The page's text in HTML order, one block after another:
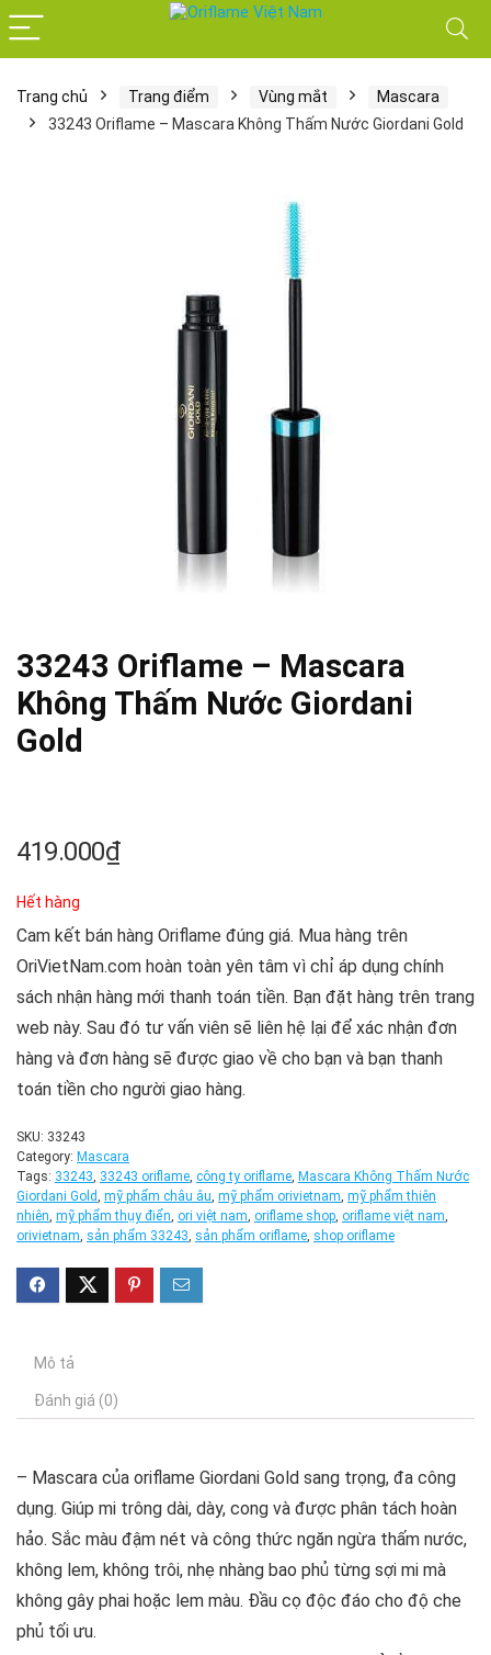
Trang chủ Trang điểm Vùng mắt
Mascara
33243 Oriflame – Mascara Không Thấm Nước Giordani Gold
33243 Oriflame – Mascara
Không Thấm Nước Giordani
Gold
419.000₫
Hết hàng
Cam kết bán hàng Oriflame đúng giá. Mua hàng trên
OriVietNam.com hoàn toàn yên tâm vì chỉ áp dụng chính
sách nhận hàng mới thanh toán tiền. Bạn đặt hàng trên trang
web này. Sau đó tư vấn viên sẽ liên hệ lại để xác nhận đơn
hàng và đơn hàng sẽ được giao về cho bạn và bạn thanh
toán tiền cho người giao hàng.
SKU: 33243
Category: Mascara
Tags: 33243, 33243 oriflame, công ty oriflame, Mascara Không Thấm Nước
Giordani Gold, mỹ phẩm châu âu, mỹ phẩm orivietnam, mỹ phẩm thiên
nhiên, mỹ phẩm thụy điển, ori việt nam, oriflame shop, oriflame việt nam,
orivietnam, sản phẩm 33243, sản phẩm oriflame, shop oriflame
Mô tả
Đánh giá (0)
– Mascara của oriflame Giordani Gold sang trọng, đa công
dụng. Giúp mi trông dài, dày, cong và được phân tách hoàn
hảo. Sắc màu đậm nét và công thức ngăn ngừa thấm nước,
không lem, không trôi, nhẹ nhàng bao phủ từng sợi mi mà
không gây phai hoặc lem màu. Đầu cọ độc đáo cho độ che
phủ tối ưu.